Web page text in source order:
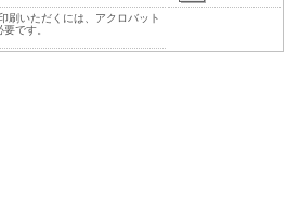
刷いただくには、アクロバット
です。